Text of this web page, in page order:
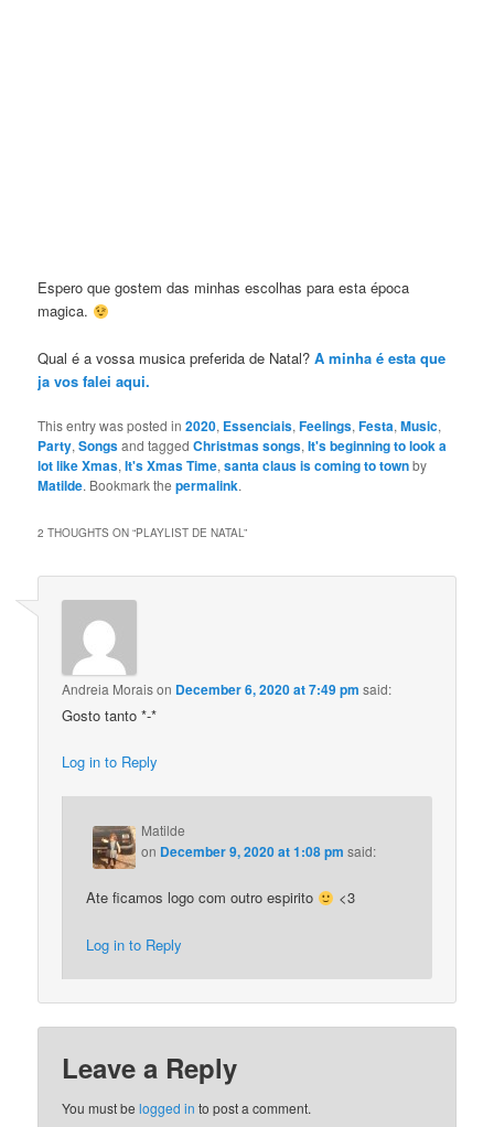
Espero que gostem das minhas escolhas para esta época
magica.
Qual é a vossa musica preferida de Natal?A minha é esta que
ja vos falei aqui.
This entry was posted in2020, Essenciais,Feelings,Festa,Music,
Party,Songsand taggedChristmas songs,It's beginning to look a
lot like Xmas,It's Xmas Time,santa claus is coming to townby
Matilde. Bookmark thepermalink.
2 THOUGHTS ON “PLAYLIST DE NATAL”
Andreia Moraison December 6, 2020 at 7:49 pm said:
Gosto tanto *-*
Log in to Reply
Matilde
on December 9, 2020 at 1:08 pm said:
Ate ficamos logo com outro espirito <3
Log in to Reply
Leave a Reply
You must belogged in to post a comment.